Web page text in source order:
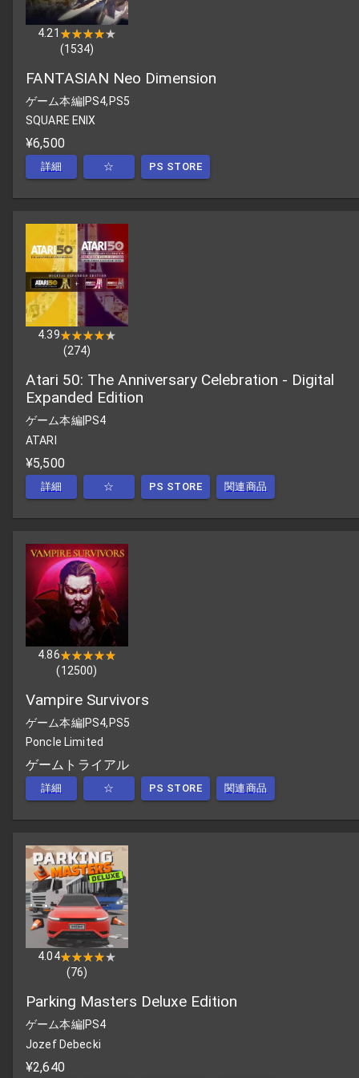
4.21 ★★★★★
★★★★★
(1534)
FANTASIAN Neo Dimension
ゲーム本編|PS4,PS5
SQUARE ENIX
¥6,500
詳細 ☆ PS STORE
4.39★★★★★
★★★★★
(274)
Atari 50: The Anniversary Celebration - Digital
Expanded Edition
ゲーム本編| PS4
ATARI
¥5,500
詳細 ☆ PS STORE 関連商品
4.86★★★★★
★★★★★
(12500)
Vampire Survivors
ゲーム本編|PS4,PS5
Poncle Limited
ゲームトライアル
詳細 ☆ PS STORE 関連商品
4.04★★★★★
★★★★★
(76)
Parking Masters Deluxe Edition
ゲーム本編| PS4
Jozef Debecki
¥2,640